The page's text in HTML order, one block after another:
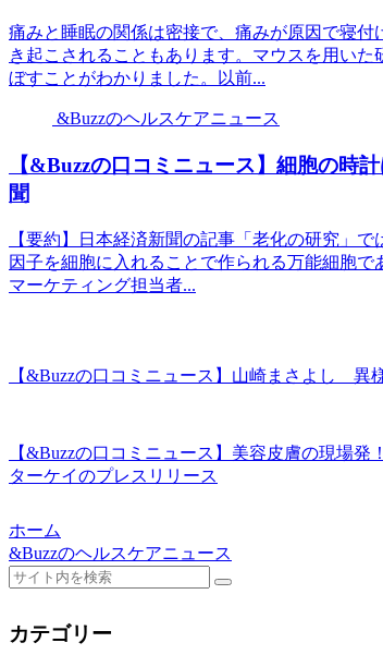
痛みと睡眠の関係は密接で、痛みが原因で寝付
き起こされることもあります。マウスを用い
ぼすことがわかりました。以前...
&Buzzのヘルスケアニュース
【&Buzzの口コミニュース】細胞の時
聞
【要約】日本経済新聞の記事「老化の研究」
因子を細胞に入れることで作られる万能細胞
マーケティング担当者...
【&Buzzの口コミニュース】山崎まさよし 異
【&Buzzの口コミニュース】美容皮膚の現場
ターケイのプレスリリース
ホーム
&Buzzのヘルスケアニュース
カテゴリー